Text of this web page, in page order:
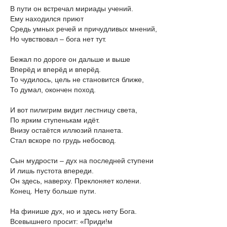
В пути он встречал мириады учений.
Ему находился приют
Средь умных речей и причудливых мнений,
Но чувствовал – бога нет тут.
Бежал по дороге он дальше и выше
Вперёд и вперёд и вперёд.
То чудилось, цель не становится ближе,
То думал, окончен поход.
И вот пилигрим видит лестницу света,
По ярким ступенькам идёт.
Внизу остаётся иллюзий планета.
Стал вскоре по грудь небосвод.
Сын мудрости – дух на последней ступени
И лишь пустота впереди.
Он здесь, наверху. Преклоняет колени.
Конец. Нету больше пути.
На финише дух, но и здесь нету Бога.
Всевышнего просит: «Приди!м